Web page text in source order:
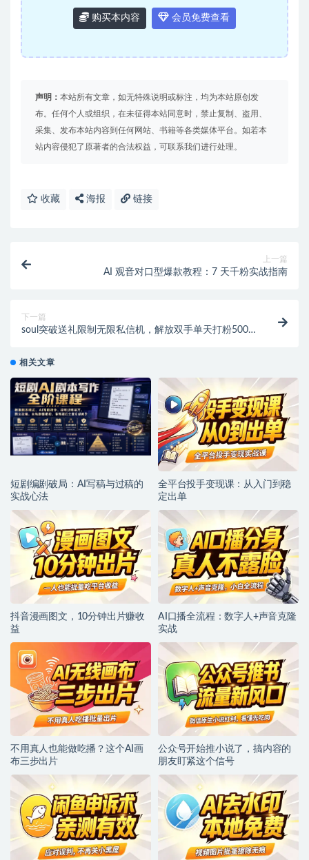
购买本内容 会员免费查看
声明： 本站所有文章，如无特殊说明或标注，均为本站原创发
布。任何个人或组织，在未征得本站同意时，禁止复制、盗用、
采集、发布本站内容到任何网站、书籍等各类媒体平台。如若本
站内容侵犯了原著者的合法权益，可联系我们进行处理。
收藏 海报 链接
上一篇
AI 观音对口型爆款教程：7 天千粉实战指南
下一篇
soul突破送礼限制无限私信机，解放双手单天打粉500+
相关文章
短剧编剧破局：AI写稿与过稿的
实战心法
全平台投手变现课：从入门到稳
定出单
抖音漫画图文，10分钟出片赚收
益
AI口播全流程：数字人+声音克隆
实战
不用真人也能做吃播？这个AI画
布三步出片
公众号开始推小说了，搞内容的
朋友盯紧这个信号